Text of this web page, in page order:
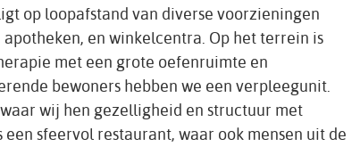
op loopafstand van diverse voorzieningen
en winkelcentra. Op het terrein is
met een grote oefenruimte en
bewoners hebben we een verpleegunit.
wij hen gezelligheid en structuur met
sfeervol restaurant, waar ook mensen uit de